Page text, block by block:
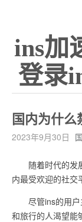
ins加
登录
国内为什
2023年9月30日
随着时代的发展
内最受欢迎的社交
尽管ins的用户
和旅行的人渴望能